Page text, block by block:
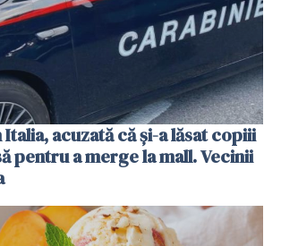
acuzată că și-a lăsat copiii
pentru a merge la mall. Vecinii